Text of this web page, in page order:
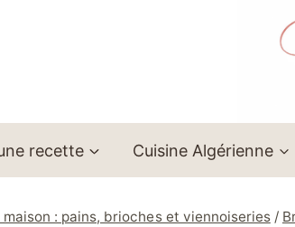
recette Cuisine Algérienne
maison : pains, brioches et viennoiseries /